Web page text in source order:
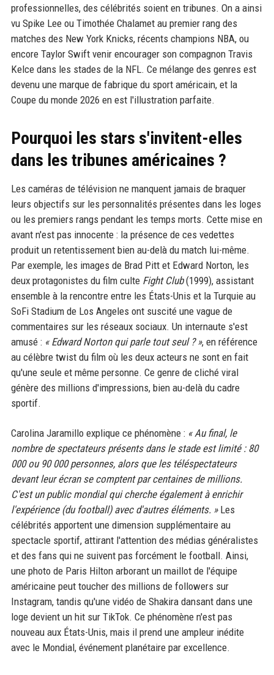
professionnelles, des célébrités soient en tribunes. On a ainsi
vu Spike Lee ou Timothée Chalamet au premier rang des
matches des New York Knicks, récents champions NBA, ou
encore Taylor Swift venir encourager son compagnon Travis
Kelce dans les stades de la NFL. Ce mélange des genres est
devenu une marque de fabrique du sport américain, et la
Coupe du monde 2026 en est l'illustration parfaite.
Pourquoi les stars s'invitent-elles
dans les tribunes américaines ?
Les caméras de télévision ne manquent jamais de braquer
leurs objectifs sur les personnalités présentes dans les loges
ou les premiers rangs pendant les temps morts. Cette mise en
avant n'est pas innocente : la présence de ces vedettes
produit un retentissement bien au-delà du match lui-même.
Par exemple, les images de Brad Pitt et Edward Norton, les
deux protagonistes du film culte Fight Club(1999), assistant
ensemble à la rencontre entre les États-Unis et la Turquie au
SoFi Stadium de Los Angeles ont suscité une vague de
commentaires sur les réseaux sociaux. Un internaute s'est
amusé : « Edward Norton qui parle tout seul ? », en référence
au célèbre twist du film où les deux acteurs ne sont en fait
qu'une seule et même personne. Ce genre de cliché viral
génère des millions d'impressions, bien au-delà du cadre
sportif.
Carolina Jaramillo explique ce phénomène : « Au final, le
nombre de spectateurs présents dans le stade est limité : 80
000 ou 90 000 personnes, alors que les téléspectateurs
devant leur écran se comptent par centaines de millions.
C'est un public mondial qui cherche également à enrichir
l'expérience (du football) avec d'autres éléments. »Les
célébrités apportent une dimension supplémentaire au
spectacle sportif, attirant l'attention des médias généralistes
et des fans qui ne suivent pas forcément le football. Ainsi,
une photo de Paris Hilton arborant un maillot de l'équipe
américaine peut toucher des millions de followers sur
Instagram, tandis qu'une vidéo de Shakira dansant dans une
loge devient un hit sur TikTok. Ce phénomène n'est pas
nouveau aux États-Unis, mais il prend une ampleur inédite
avec le Mondial, événement planétaire par excellence.